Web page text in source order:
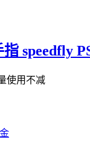
speedfly
使用不减